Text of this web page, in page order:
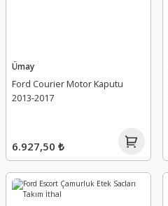
Ümay
Ford Courier Motor Kaputu
2013-2017
6.927,50 ₺